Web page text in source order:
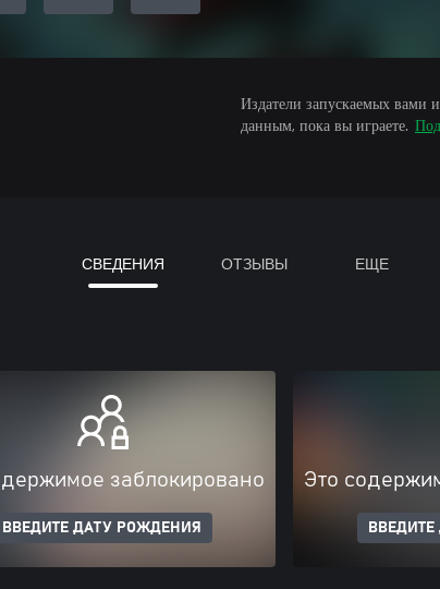
Издатели запускаемых вами
данным, пока вы играете.
СВЕДЕНИЯ ОТЗЫВЫ ЕЩЕ
заблокировано
ВВЕДИТЕ ДАТУ РОЖДЕНИЯ
Это